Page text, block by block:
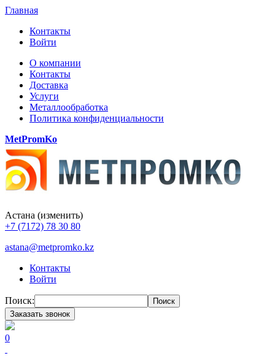
Главная
Контакты
Войти
О компании
Контакты
Доставка
Услуги
Металлообработка
Политика конфиденциальности
MetPromKo
Астана (изменить)
+7 (7172) 78 30 80
astana@metpromko.kz
Контакты
Войти
Поиск:
Поиск
Заказать звонок
0